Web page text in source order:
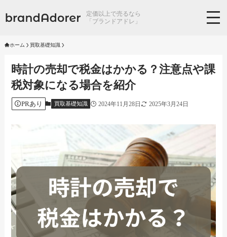
定価以上で売るなら
「ブランドアドレ」
ホーム 買取基礎知識
時計の売却で税金はかかる？注意点や課
税対象になる場合を紹介
PRあり 買取基礎知識 2024年11月28日 2025年3月24日